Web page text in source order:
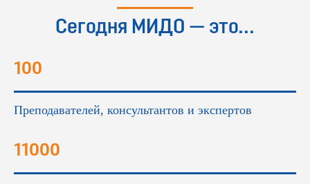
Сегодня МИДО — это...
100
Преподавателей, консультантов и экспертов
11000